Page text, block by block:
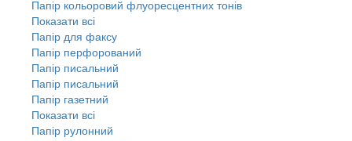
Папір кольоровий флуоресцентних тонів
Показати всі
Папір для факсу
Папір перфорований
Папір писальний
Папір писальний
Папір газетний
Показати всі
Папір рулонний